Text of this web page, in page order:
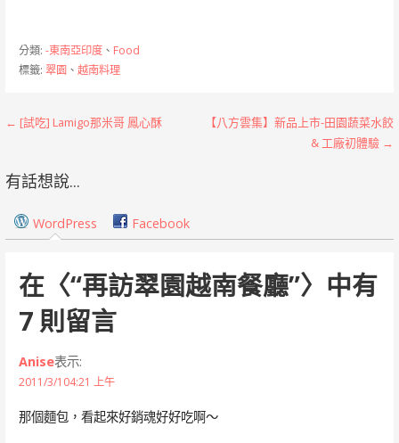
分類: -東南亞印度、 Food
標籤: 翠園、 越南料理
文
導
覽
← [試吃] Lamigo那米哥 鳳心酥
【八方雲集】新品上市-田園蔬菜水餃
& 工廠初體驗 →
有話想說...
WordPress Facebook
在〈“再訪翠園越南餐廳”〉中有
7 則留言
Anise表示:
2011/3/104:21 上午
那個麵包，看起來好銷魂好好吃啊～